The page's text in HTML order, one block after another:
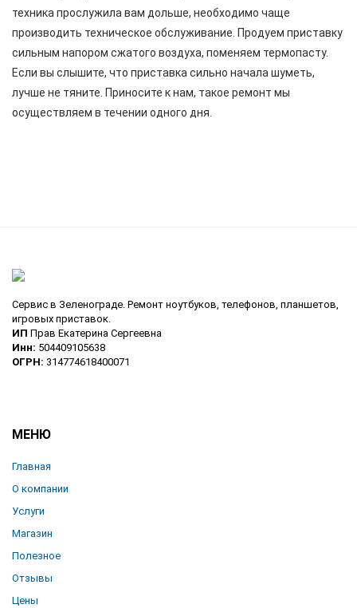
техника прослужила вам дольше, необходимо чаще
производить техническое обслуживание. Продуем приставку
сильным напором сжатого воздуха, поменяем термопасту.
Если вы слышите, что приставка сильно начала шуметь,
лучше не тяните. Приносите к нам, такое ремонт мы
осуществляем в течении одного дня.
Сервис в Зеленограде. Ремонт ноутбуков, телефонов, планшетов,
игровых приставок.
ИП Прав Екатерина Сергеевна
Инн: 504409105638
ОГРН: 314774618400071
МЕНЮ
Главная
О компании
Услуги
Магазин
Полезное
Отзывы
Цены